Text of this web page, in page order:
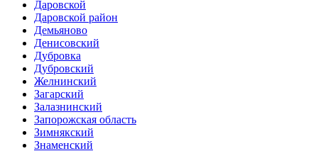
Даровской
Даровской район
Демьяново
Денисовский
Дубровка
Дубровский
Желнинский
Загарский
Залазнинский
Запорожская область
Зимнякский
Знаменский